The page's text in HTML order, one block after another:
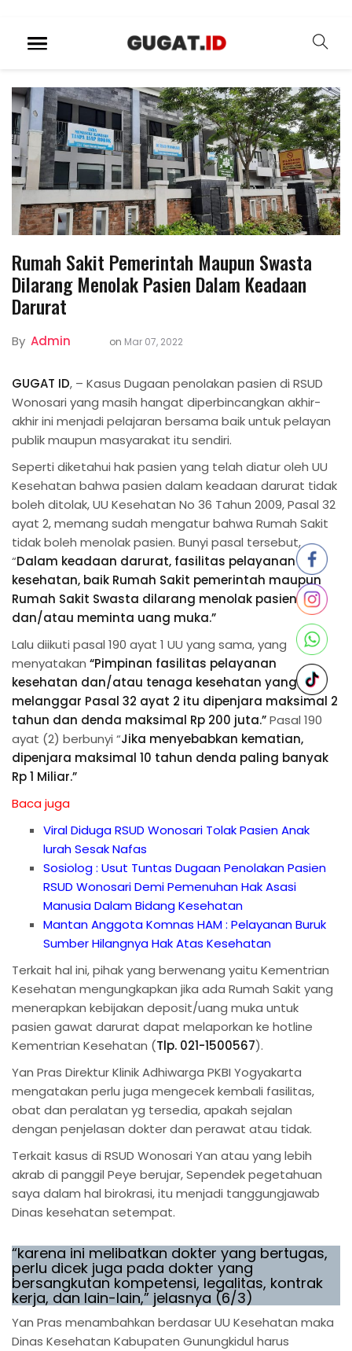
Rumah Sakit Pemerintah Maupun Swasta
Dilarang Menolak Pasien Dalam Keadaan
Darurat
By Admin on Mar 07, 2022
GUGAT ID, – Kasus Dugaan penolakan pasien di RSUD
Wonosari yang masih hangat diperbincangkan akhir-
akhir ini menjadi pelajaran bersama baik untuk pelayan
publik maupun masyarakat itu sendiri.
Seperti diketahui hak pasien yang telah diatur oleh UU
Kesehatan bahwa pasien dalam keadaan darurat tidak
boleh ditolak, UU Kesehatan No 36 Tahun 2009, Pasal 32
ayat 2, memang sudah mengatur bahwa Rumah Sakit
tidak boleh menolak pasien. Bunyi pasal tersebut,
“Dalam keadaan darurat, fasilitas pelayanan
kesehatan, baik Rumah Sakit pemerintah maupun
Rumah Sakit Swasta dilarang menolak pasien
dan/atau meminta uang muka.”
Lalu diikuti pasal 190 ayat 1 UU yang sama, yang
menyatakan “Pimpinan fasilitas pelayanan
kesehatan dan/atau tenaga kesehatan yang
melanggar Pasal 32 ayat 2 itu dipenjara maksimal 2
tahun dan denda maksimal Rp 200 juta.”Pasal 190
ayat (2) berbunyi “Jika menyebabkan kematian,
dipenjara maksimal 10 tahun denda paling banyak
Rp 1 Miliar.”
Baca juga
Viral Diduga RSUD Wonosari Tolak Pasien Anak
lurah Sesak Nafas
Sosiolog : Usut Tuntas Dugaan Penolakan Pasien
RSUD Wonosari Demi Pemenuhan Hak Asasi
Manusia Dalam Bidang Kesehatan
Mantan Anggota Komnas HAM : Pelayanan Buruk
Sumber Hilangnya Hak Atas Kesehatan
Terkait hal ini, pihak yang berwenang yaitu Kementrian
Kesehatan mengungkapkan jika ada Rumah Sakit yang
menerapkan kebijakan deposit/uang muka untuk
pasien gawat darurat dapat melaporkan ke hotline
Kementrian Kesehatan (Tlp. 021-1500567).
Yan Pras Direktur Klinik Adhiwarga PKBI Yogyakarta
mengatakan perlu juga mengecek kembali fasilitas,
obat dan peralatan yg tersedia, apakah sejalan
dengan penjelasan dokter dan perawat atau tidak.
Terkait kasus di RSUD Wonosari Yan atau yang lebih
akrab di panggil Peye berujar, Sependek pegetahuan
saya dalam hal birokrasi, itu menjadi tanggungjawab
Dinas kesehatan setempat.
“karena ini melibatkan dokter yang bertugas,
perlu dicek juga pada dokter yang
bersangkutan kompetensi, legalitas, kontrak
kerja, dan lain-lain,” jelasnya (6/3)
Yan Pras menambahkan berdasar UU Kesehatan maka
Dinas Kesehatan Kabupaten Gunungkidul harus